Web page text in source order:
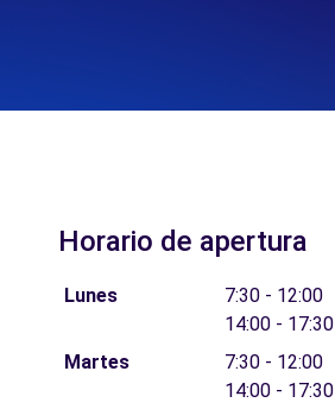
Horario de apertura
Lunes
7:30 - 12:00
14:00 - 17:30
Martes
7:30 - 12:00
14:00 - 17:30